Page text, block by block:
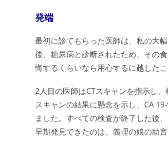
発端
最初に診てもらった医師は、私の大
後、糖尿病と診断されたため、その
悔するくらいなら用心するに越した
2人目の医師はCTスキャンを指示し
スキャンの結果に懸念を示し、CA
ました。すべての検査が終了した後
早期発見できたのは、義理の娘の助言